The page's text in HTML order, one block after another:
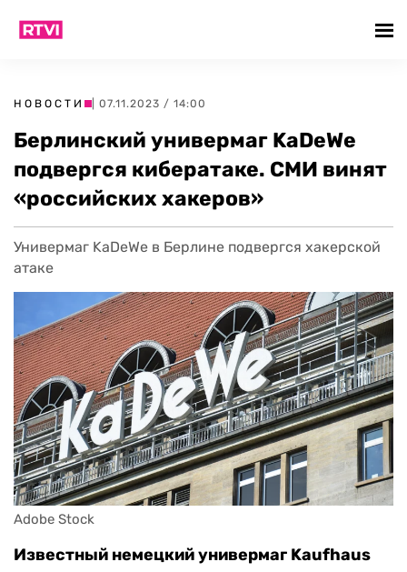
НОВОСТИ | 07.11.2023 / 14:00
Берлинский универмаг KaDeWe
подвергся кибератаке. СМИ винят
«российских хакеров»
Универмаг KaDeWe в Берлине подвергся хакерской
атаке
Adobe Stock
Известный немецкий универмаг Kaufhaus